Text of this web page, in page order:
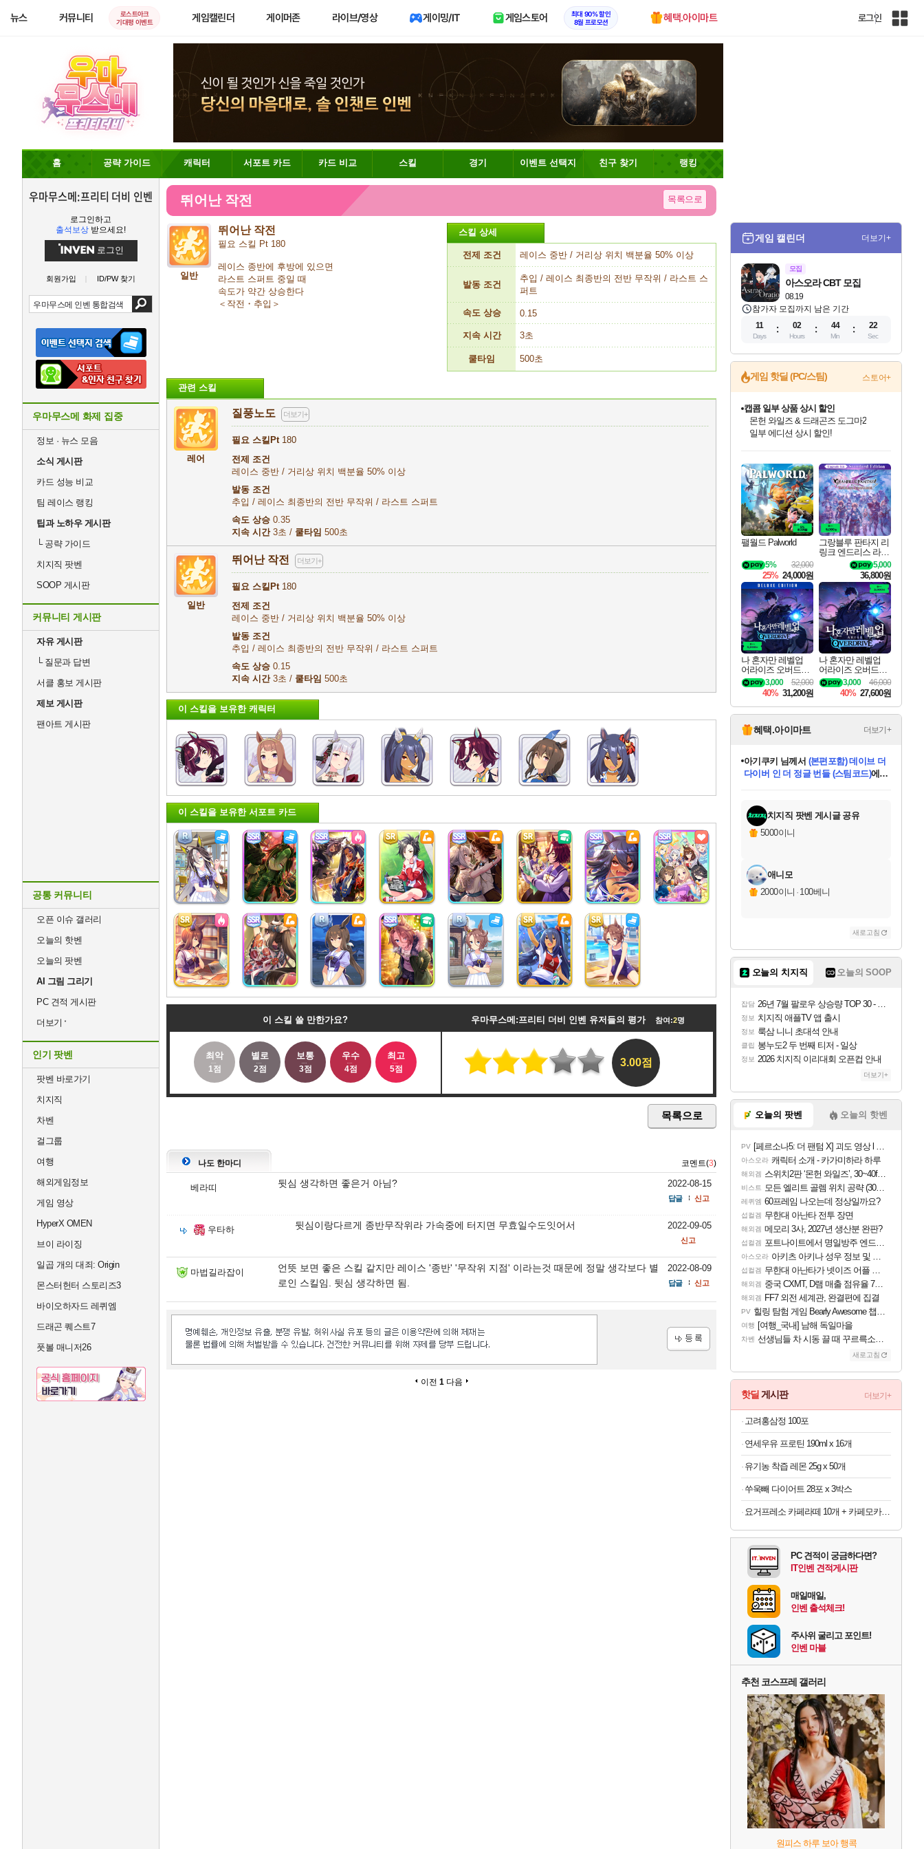
뉴스 커뮤니티
로스트아크
기대평 이벤트
게임캘린더 게이머존 라이브/영상 게이밍/IT 게임스토어
최대 90% 할인
8월 프로모션
혜택.아이마트 로그인
인
홈 공략 가이드 캐릭터 서포트 카드 카드 비교 스킬 경기 이벤트 선택지 친구 찾기 랭킹
우마무스메:프리티 더비 인벤
로그인하고
출석보상 받으세요!
로그인
회원가입 ID/PW 찾기
우마무스메 화제 집중
정보 · 뉴스 모음
소식 게시판
카드 성능 비교
팀 레이스 랭킹
팁과 노하우 게시판
└공략 가이드
치지직 팟벤
SOOP 게시판
커뮤니티 게시판
자유 게시판
└질문과 답변
서클 홍보 게시판
제보 게시판
팬아트 게시판
공통 커뮤니티
오픈 이슈 갤러리
오늘의 핫벤
오늘의 팟벤
AI 그림 그리기
PC 견적 게시판
더보기
인기 팟벤
팟벤 바로가기
치지직
차벤
걸그룹
여행
해외게임정보
게임 영상
HyperX OMEN
브이 라이징
일곱 개의 대죄: Origin
몬스터헌터 스토리즈3
바이오하자드 레퀴엠
드래곤 퀘스트7
풋볼 매니저26
뛰어난 작전 목록으로
일반
뛰어난 작전
필요 스킬 Pt 180
레이스 종반에 후방에 있으면
라스트 스퍼트 중일 때
속도가 약간 상승한다
＜작전・추입＞
스킬 상세
전제 조건 레이스 중반 / 거리상 위치 백분율 50% 이상
발동 조건
추입 / 레이스 최종반의 전반 무작위 / 라스트 스
퍼트
속도 상승 0.15
지속 시간 3초
쿨타임 500초
관련 스킬
레어
질풍노도 더보기+
필요 스킬Pt180
전제 조건
레이스 중반 / 거리상 위치 백분율 50% 이상
발동 조건
추입 / 레이스 최종반의 전반 무작위 / 라스트 스퍼트
속도 상승 0.35
지속 시간3초 / 쿨타임 500초
일반
뛰어난 작전 더보기+
필요 스킬Pt180
전제 조건
레이스 중반 / 거리상 위치 백분율 50% 이상
발동 조건
추입 / 레이스 최종반의 전반 무작위 / 라스트 스퍼트
속도 상승 0.15
지속 시간3초 / 쿨타임 500초
이 스킬을 보유한 캐릭터
이 스킬을 보유한 서포트 카드
이 스킬 쓸 만한가요?
최악
1점
별로
2점
보통
3점
우수
4점
최고
5점
우마무스메:프리티 더비 인벤 유저들의 평가 참여:2명
3.00점
목록으로
나도 한마디 코멘트(3)
베라띠 뒷심 생각하면 좋은거 아님? 2022-08-15
답글 신고
우타하 뒷심이랑다르게 종반무작위라 가속중에 터지면 무효일수도잇어서 2022-09-05
신고
마법길라잡이
언뜻 보면 좋은 스킬 같지만 레이스 '종반' '무작위 지점' 이라는것 때문에 정말 생각보다 별
로인 스킬임. 뒷심 생각하면 됨.
2022-08-09
답글 신고
이전 1 다음
게임 캘린더 더보기+
모집
08.19
아스오라 CBT 모집
참가자 모집까지 남은 기간
11
Days
02
Hours
44
Min
22
Sec
게임 핫딜 (PC/스팀) 스토어+
최대 90% 할인가를 만나보세요!
네이버혜택과 함께 만나보세요!
50%할인&추가 적립까지!
네이버 포인트 혜택까지!
이니&베니 혜택까지!
네이버 혜택가와 함께 예약하세요!
할인&네이버혜택으로 만나보세요!
네이버페이 혜택과 만나보세요!
40주년 프로모션으로 만나보세요!
할인가에 만나보세요!
캡콤 일부 상품 상시 할인
몬헌 와일즈 & 드래곤즈 도그마2
일부 에디션 상시 할인!
혜택으로 예약 판매 중
편안하게 충전하세요
팰월드 Palworld
32,000
5%
25% 24,000원
그랑블루 판타지 리
링크 엔드리스 라그
나로크 업그레이드
킷 Granblue Fantasy
Relink Endless Ragn
arok Upgrade Kit DL
C
5,000
36,800원
나 혼자만 레벨업
어라이즈 오버드라
이브 디럭스 에디션
Solo Leveling Arise
Overdrive Deluxe Edi
tion
52,000
3,000
40% 31,200원
나 혼자만 레벨업
어라이즈 오버드라
이브 Solo Leveling A
rise
46,000
3,000
40% 27,600원
혜택.아이마트 더보기+
교환.
당첨되셨습니다.
당첨되셨습니다.
당첨되셨습니다.
당첨되셨습니다.
아기쿠키 님께서 (본편포함) 데이브 더
다이버 인 더 정글 번들 (스팀코드)에
당첨되셨습니다.
당첨되셨습니다.
에디션 (스팀코드)를 교환.
당첨되셨습니다.
치지직 팟벤 게시글 공유
5000이니
애니모
2000이니 · 100베니
새로고침
오늘의 치지직 오늘의 SOOP
잡담 26년 7월 팔로우 상승량 TOP 30 - 월간 치지직
정보 치지직 애플TV 앱 출시
정보 룩삼 니니 초대석 안내
클립 봉누도2 두 번째 티저 - 일상
정보 2026 치지직 이리대회 오픈컵 안내
더보기+
오늘의 팟벤 오늘의 핫벤
PV [페르소나5: 더 팬텀 X] 괴도 영상 l 타카마키 안·댄싱 스타
아스오라 캐릭터 소개 - 카가미하라 하루
해외겜 스위치2판 ‘몬헌 와일즈’, 30~40fps 목표 추정
비스트 모든 엘리트 골렘 위치 공략 (30개) - 방랑 결투가
레퀴엠 60프레임 나오는데 정상일까요?
섭컬겜 무한대 아난타 전투 장면
해외겜 메모리 3사, 2027년 생산분 완판?
섭컬겜 포트나이트에서 명일방주 엔드필드 [펠리카] 판매 예정
아스오라 아키츠 아키나 성우 정보 및 주요 필모
섭컬겜 무한대 아난타가 넷이즈 어플 달력에 일정 등록
해외겜 중국 CXMT, D램 매출 점유율 7%…글로벌 4위로 부상
해외겜 FF7 외전 세계관, 완결편에 집결
PV 힐링 탐험 게임 Bearly Awesome 챕터 1 트레일러
여행 [여행_국내] 남해 독일마을
차벤 선생님들 차 시동 끌 때 꾸르륵소리나는데
새로고침
핫딜 게시판 더보기+
고려홍삼정 100포
연세우유 프로틴 190ml x 16개
유기농 착즙 레몬 25g x 50개
쑤욱빼 다이어트 28포 x 3박스
요거프레소 카페라떼 10개 + 카페모카 10개
PC 견적이 궁금하다면?
IT인벤 견적게시판
매일매일,
인벤 출석체크!
주사위 굴리고 포인트!
인벤 마블
추천 코스프레 갤러리
원피스 하루 보아 행콕